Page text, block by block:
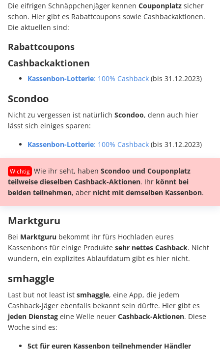
Die eifrigen Schnäppchenjäger kennen Couponplatz sicher
schon. Hier gibt es Rabattcoupons sowie Cashbackaktionen.
Die aktuellen sind:
Rabattcoupons
Cashbackaktionen
Kassenbon-Lotterie: 100% Cashback (bis 31.12.2023)
Scondoo
Nicht zu vergessen ist natürlich Scondoo, denn auch hier
lässt sich einiges sparen:
Kassenbon-Lotterie: 100% Cashback (bis 31.12.2023)
Wie ihr seht, haben Scondoo und Couponplatz
teilweise dieselben Cashback-Aktionen. Ihr könnt bei
beiden teilnehmen, aber nicht mit demselben Kassenbon.
Marktguru
Bei Marktguru bekommt ihr fürs Hochladen eures
Kassenbons für einige Produkte sehr nettes Cashback. Nicht
wundern, ein explizites Ablaufdatum gibt es hier nicht.
smhaggle
Last but not least ist smhaggle, eine App, die jedem
Cashback-Jäger ebenfalls bekannt sein dürfte. Hier gibt es
jeden Dienstag eine Welle neuer Cashback-Aktionen. Diese
Woche sind es:
5ct für euren Kassenbon teilnehmender Händler